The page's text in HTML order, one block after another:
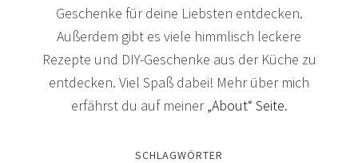
Geschenke für deine Liebsten entdecken.
Außerdem gibt es viele himmlisch leckere
Rezepte und DIY-Geschenke aus der Küche zu
entdecken. Viel Spaß dabei! Mehr über mich
erfährst du auf meiner„About“ Seite.
SCHLAGWÖRTER